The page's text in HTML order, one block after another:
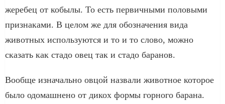
жеребец от кобылы. То есть первичными половыми
признаками. В целом же для обозначения вида
животных используются и то и то слово, можно
сказать как стадо овец так и стадо баранов.
Вообще изначально овцой назвали животное которое
было одомашнено от дикох формы горного барана.